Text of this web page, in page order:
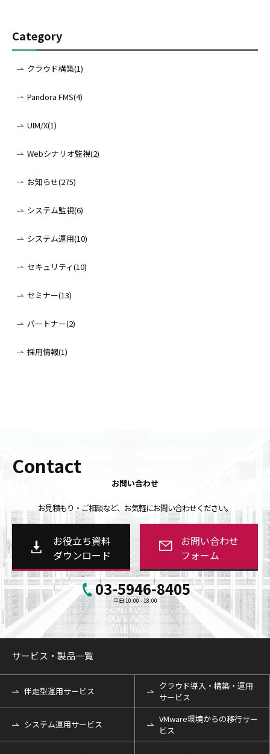
Category
クラウド構築(1)
Pandora FMS(4)
UIM/X(1)
Webシナリオ監視(2)
お知らせ(275)
システム監視(6)
システム運用(10)
セキュリティ(10)
セミナー(13)
パートナー(2)
採用情報(1)
Contact
お問い合わせ
お見積もり・ご相談など、お気軽にお問い合わせください。
お役立ち資料
ダウンロード
お問い合わせ
フォーム
03-5946-8405
平日 10:00 - 18:00
サービス・製品一覧
伴走型運用サービス
クラウド導入・構築・運用
サービス
システム運用サービス
VMware環境からの移行サー
ビス